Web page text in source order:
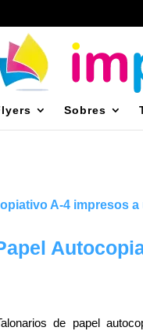
Sobres
A-4 impresos a
de papel